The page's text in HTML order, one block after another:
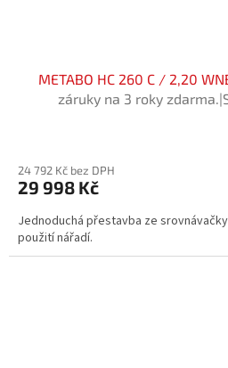
METABO HC 260 C / 2,20
záruky na 3 roky
24 792 Kč bez DPH
29 998 Kč
Jednoduchá přestavba ze
použití nářadí.